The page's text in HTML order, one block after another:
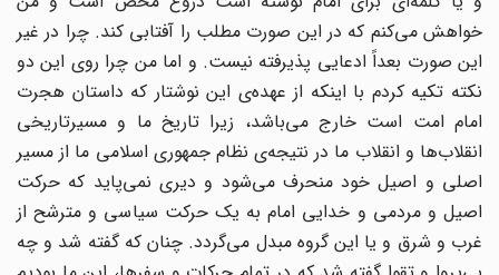
خواهش می‌کنم که در این صورت مطلب را آفتابی کند. چرا در غیر
این صورت بعداً ادعایی پذیرفته نیست. و اما من چرا روی این دو
نکته تکیه کردم با اینکه از عهده‌ی این نوشتار که داستان هجرت
امام امت است خارج می‌باشد، زیرا تاریخ ما و مسیرتاریخی
انقلاب‌ها و انقلاب ما در نتیجه‌ی نظام جمهوری اسلامی ما از مسیر
اصلی و اصیل خود منحرف می‌شود و دیری نمی‌پاید که حرکت
اصیل و مردمی و خدایی امام به یک حرکت سیاسی و مترشح از
غرب و شرق و یا این گروه مبدل می‌گردد. چنان که گفته شد و چه